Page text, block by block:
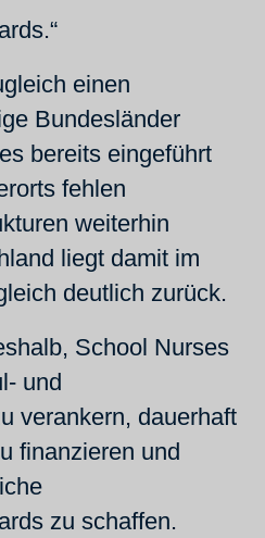
einen
Bundesländer
bereits eingeführt
fehlen
weiterhin
liegt damit im
deutlich zurück.
School Nurses
und
verankern, dauerhaft
finanzieren und
zu schaffen.